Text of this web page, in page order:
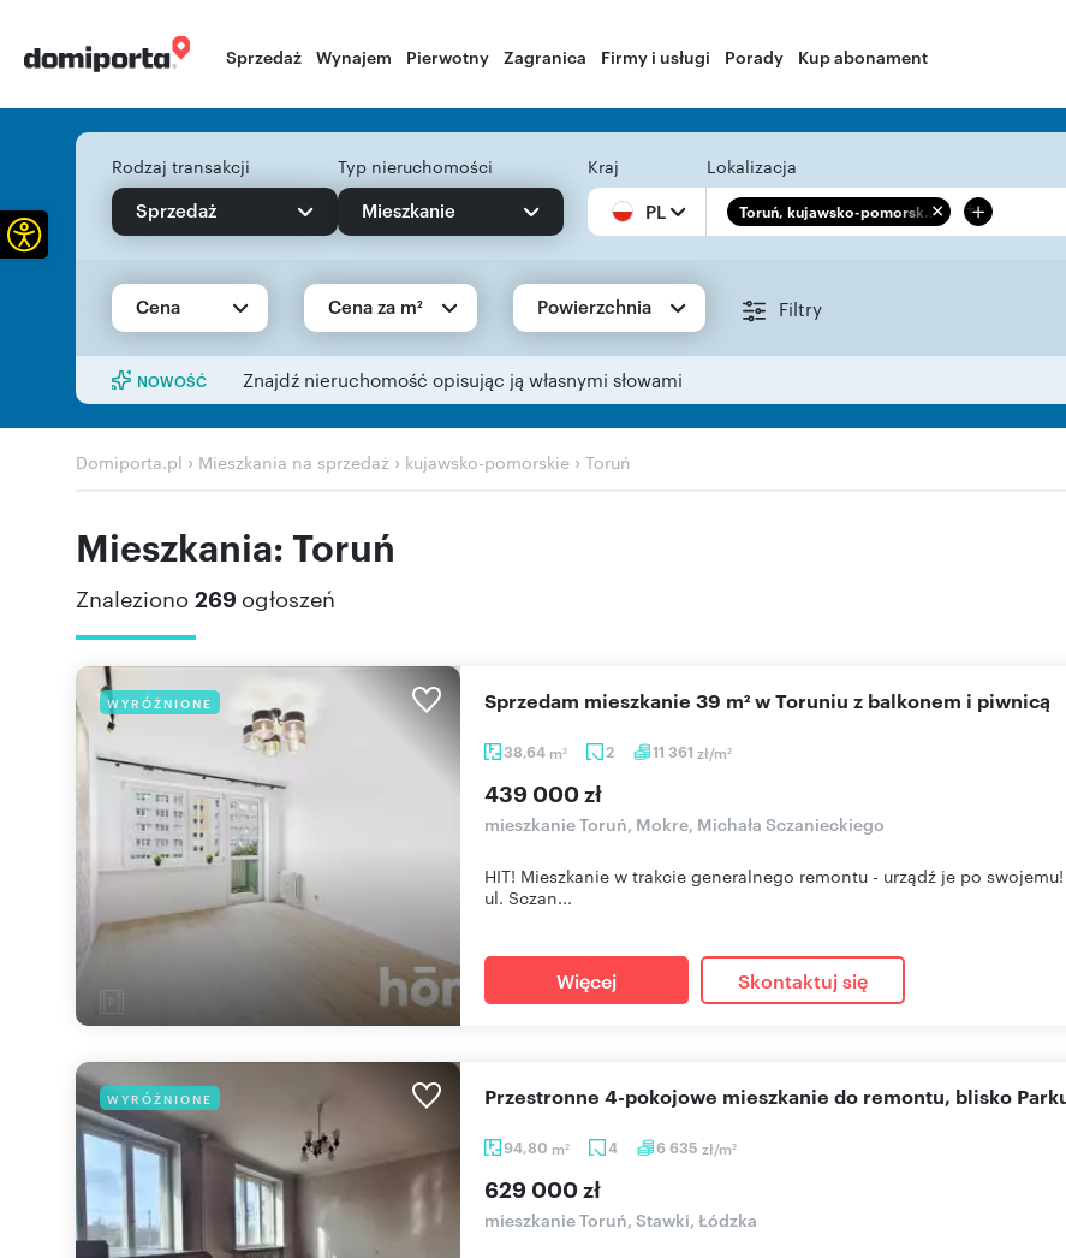
Sprzedaż Wynajem Pierwotny Zagranica Firmy i usługi Porady Kup abonament
Rodzaj transakcji
Sprzedaż
Typ nieruchomości
Mieszkanie
Kraj
PL
Lokalizacja
Toruń, kujawsko-pomorsk... +
Cena Cena za m² Powierzchnia Filtry
NOWOŚĆ Znajdź nieruchomość opisując ją własnymi słowami
Domiporta.pl › Mieszkania na sprzedaż › kujawsko-pomorskie › Toruń
Mieszkania: Toruń
Znaleziono 269 ogłoszeń
WYRÓŻNIONE
38,64 m2 2 11 361 zł/m2
Sprzedam mieszkanie 39 m² w Toruniu z balkonem i piwnicą
439 000 zł
mieszkanie Toruń, Mokre, Michała Sczanieckiego
HIT! Mieszkanie w trakcie generalnego remontu - urządź je po
ul. Sczan...
Więcej Skontaktuj się
WYRÓŻNIONE
94,80 m2 4 6 635 zł/m2
Przestronne 4-pokojowe mieszkanie do remontu, blisko
629 000 zł
mieszkanie Toruń, Stawki, Łódzka
Otwórz pasek narzędzi